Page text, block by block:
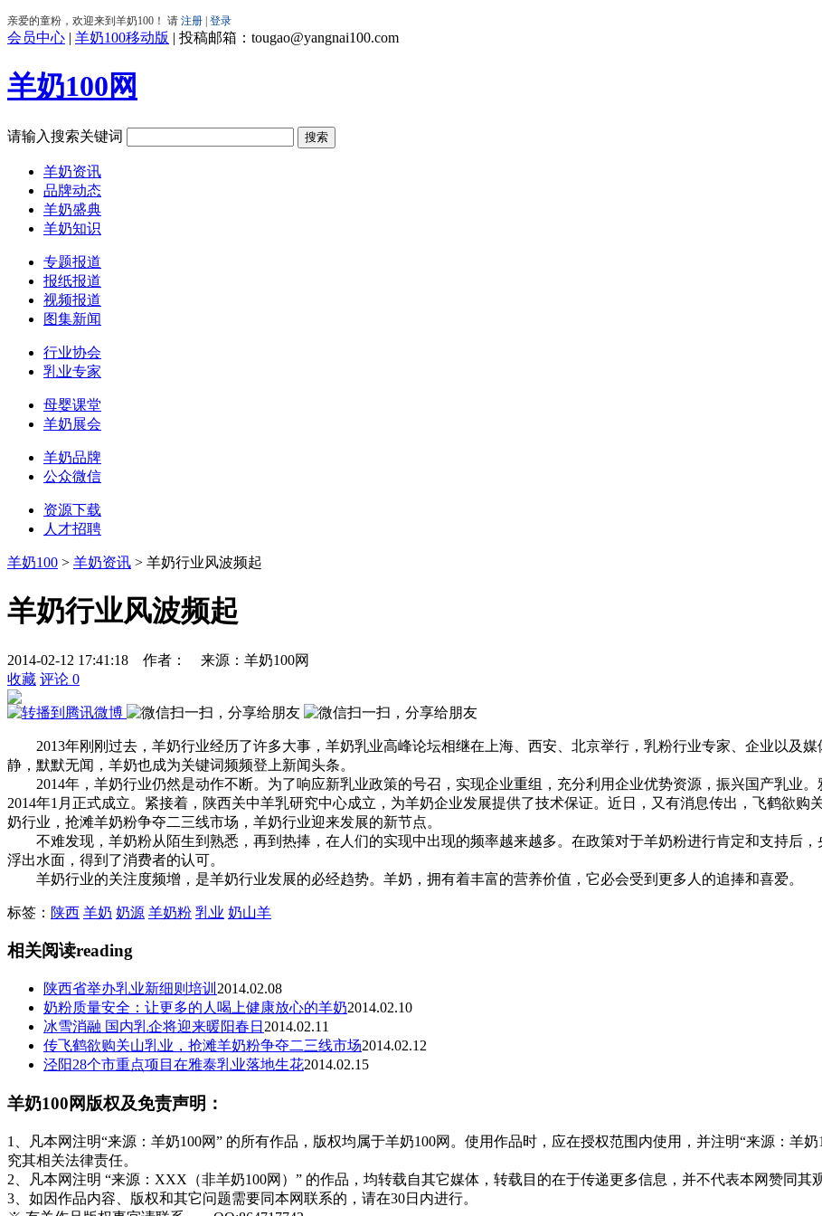
会员中心 | 羊奶100移动版 | 投稿邮箱：tougao@yangnai100.com
羊奶100网
请输入搜索关键词
羊奶资讯
品牌动态
羊奶盛典
羊奶知识
专题报道
报纸报道
视频报道
图集新闻
行业协会
乳业专家
母婴课堂
羊奶展会
羊奶品牌
公众微信
资源下载
人才招聘
羊奶100 > 羊奶资讯 > 羊奶行业风波频起
羊奶行业风波频起
2014-02-12 17:41:18 作者： 来源： 羊奶100网
收藏 评论 0
2013年刚刚过去，羊奶行业经历了许多大事，羊奶乳业高峰论坛相继在上海、西安、北京举行，乳粉行业专家、企业以及
静，默默无闻，羊奶也成为关键词频频登上新闻头条。
2014年，羊奶行业仍然是动作不断。为了响应新乳业政策的号召，实现企业重组，充分利用企业优势资源，振兴国产乳业
2014年1月正式成立。紧接着，陕西关中羊乳研究中心成立，为羊奶企业发展提供了技术保证。近日，又有消息传出，飞鹤欲
奶行业，抢滩羊奶粉争夺二三线市场，羊奶行业迎来发展的新节点。
不难发现，羊奶粉从陌生到熟悉，再到热捧，在人们的实现中出现的频率越来越多。在政策对于羊奶粉进行肯定和支持后
浮出水面，得到了消费者的认可。
羊奶行业的关注度频增，是羊奶行业发展的必经趋势。羊奶，拥有着丰富的营养价值，它必会受到更多人的追捧和喜爱。
标签： 陕西 羊奶 奶源 羊奶粉 乳业 奶山羊
相关阅读reading
陕西省举办乳业新细则培训 2014.02.08
奶粉质量安全：让更多的人喝上健康放心的羊奶2014.02.10
冰雪消融 国内乳企将迎来暖阳春日 2014.02.11
传飞鹤欲购关山乳业，抢滩羊奶粉争夺二三线市场2014.02.12
泾阳28个市重点项目在雅泰乳业落地生花2014.02.15
羊奶100网版权及免责声明：
1、凡本网注明“来源：羊奶100网” 的所有作品，版权均属于羊奶100网。使用作品时，应在授权范围内使用，并注明“来源：羊
究其相关法律责任。
2、凡本网注明 “来源：XXX（非羊奶100网）” 的作品，均转载自其它媒体，转载目的在于传递更多信息，并不代表本网赞同其
3、如因作品内容、版权和其它问题需要同本网联系的，请在30日内进行。